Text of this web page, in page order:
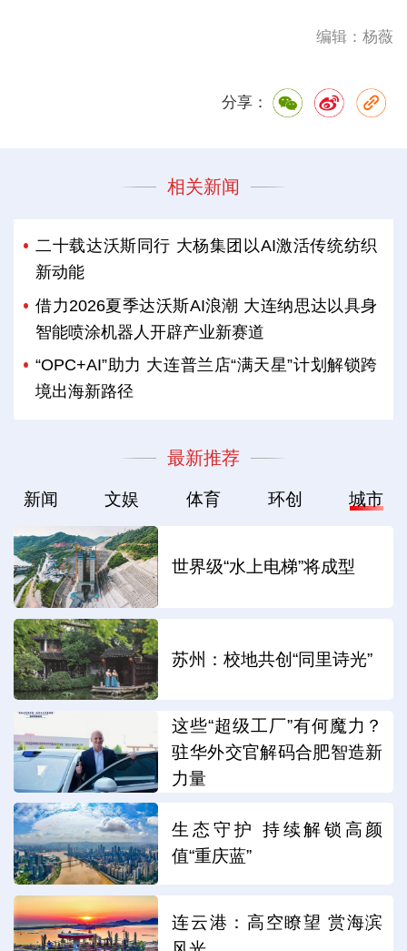
编辑：杨薇
分享：
相关新闻
二十载达沃斯同行 大杨集团以AI激活传统纺织
新动能
借力2026夏季达沃斯AI浪潮 大连纳思达以具身
智能喷涂机器人开辟产业新赛道
“OPC+AI”助力 大连普兰店“满天星”计划解锁跨
境出海新路径
最新推荐
新闻 文娱 体育 环创 城市
世界级“水上电梯”将成型
苏州：校地共创“同里诗光”
这些“超级工厂”有何魔力？
驻华外交官解码合肥智造新
力量
生态守护 持续解锁高颜
值“重庆蓝”
连云港：高空瞭望 赏海滨